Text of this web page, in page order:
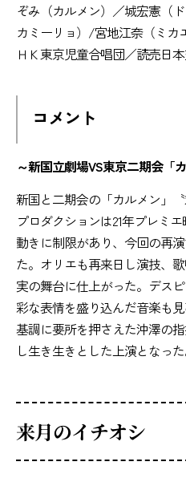
ぞみ（カルメン）／城宏憲（
カミーリョ）/宮地江奈（ミカ
ＨＫ東京児童合唱団／読売日
コメント
～新国立劇場VS東京二期会「
新国と二期会の「カルメン」
プロダクションは21年プレミ
動きに制限があり、今回の再
た。オリエも再来日し演技、
実の舞台に仕上がった。デス
彩な表情を盛り込んだ音楽も
基調に要所を押さえた沖澤の
し生き生きとした上演となった
来月のイチオシ